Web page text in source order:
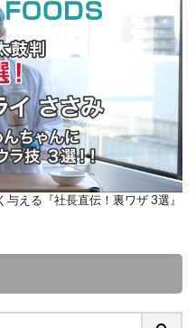
与える『社長直伝！裏ワザ 3選』